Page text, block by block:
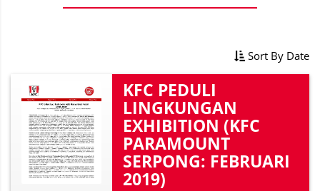
Sort By Date
KFC PEDULI
LINGKUNGAN
EXHIBITION (KFC
PARAMOUNT
SERPONG: FEBRUARI
2019)